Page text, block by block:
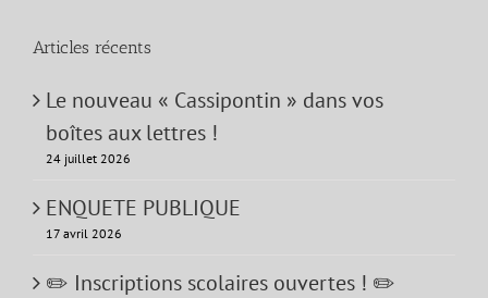
Articles récents
Le nouveau « Cassipontin » dans vos
boîtes aux lettres !
24 juillet 2026
ENQUETE PUBLIQUE
17 avril 2026
✏️ Inscriptions scolaires ouvertes ! ✏️